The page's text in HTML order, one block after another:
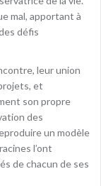
mal, apportant à
défis
leur union
et
son propre
des
un modèle
l’ont
de chacun de ses